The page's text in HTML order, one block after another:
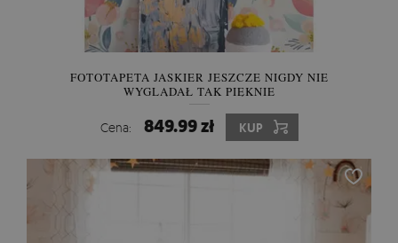
FOTOTAPETA JASKIER JESZCZE NIGDY NIE
WYGLĄDAŁ TAK PIĘKNIE
Cena: 849.99 zł KUP